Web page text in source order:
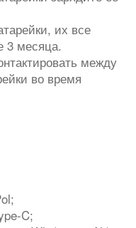
их все
3 месяца.
между
во время
C;